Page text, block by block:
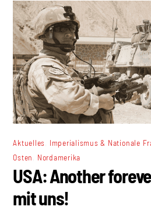
Aktuelles Imperialismus & Nationale
Osten
Nordamerika
USA: Another
mit uns!